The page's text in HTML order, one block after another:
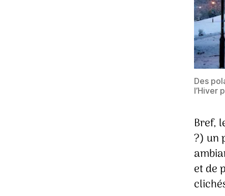
Des
l’Hiver
Bref,
?) un
et de